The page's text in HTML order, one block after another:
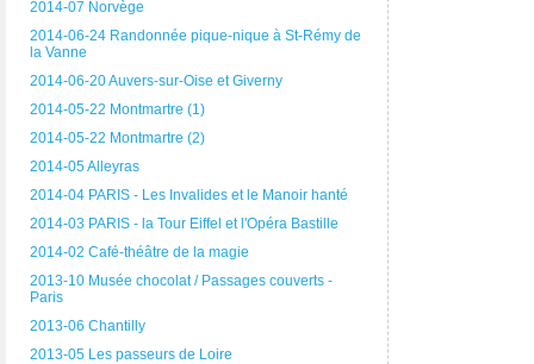
2014-07 Norvège
2014-06-24 Randonnée pique-nique à St-Rémy de
la Vanne
2014-06-20 Auvers-sur-Oise et Giverny
2014-05-22 Montmartre (1)
2014-05-22 Montmartre (2)
2014-05 Alleyras
2014-04 PARIS - Les Invalides et le Manoir hanté
2014-03 PARIS - la Tour Eiffel et l'Opéra Bastille
2014-02 Café-théâtre de la magie
2013-10 Musée chocolat / Passages couverts -
Paris
2013-06 Chantilly
2013-05 Les passeurs de Loire